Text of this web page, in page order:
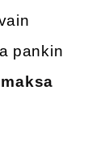
pankin